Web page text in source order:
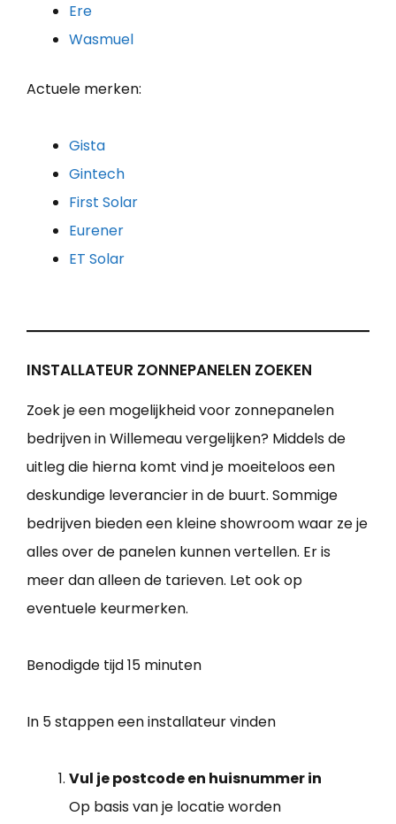
Ere
Wasmuel
Actuele merken:
Gista
Gintech
First Solar
Eurener
ET Solar
INSTALLATEUR ZONNEPANELEN ZOEKEN
Zoek je een mogelijkheid voor zonnepanelen
bedrijven in Willemeau vergelijken? Middels de
uitleg die hierna komt vind je moeiteloos een
deskundige leverancier in de buurt. Sommige
bedrijven bieden een kleine showroom waar ze je
alles over de panelen kunnen vertellen. Er is
meer dan alleen de tarieven. Let ook op
eventuele keurmerken.
Benodigde tijd15 minuten
In 5 stappen een installateur vinden
Vul je postcode en huisnummer in
Op basis van je locatie worden